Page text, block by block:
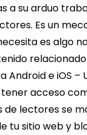
a su arduo
Es un
es algo
Android e iOS –
acceso
de lectores se
tu sitio web y